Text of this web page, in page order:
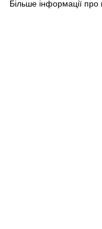
Більше інформації